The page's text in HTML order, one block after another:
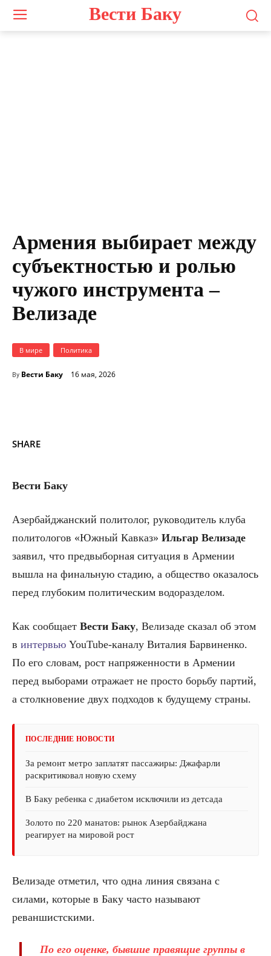
Вести Баку
Армения выбирает между
субъектностью и ролью
чужого инструмента –
Велизаде
В мире Политика
By Вести Баку 16 мая, 2026
SHARE
Вести Баку
Азербайджанский политолог, руководитель клуба
политологов «Южный Кавказ» Ильгар Велизаде
заявил, что предвыборная ситуация в Армении
вышла на финальную стадию, а общество оказалось
перед глубоким политическим водоразделом.
Как сообщает Вести Баку, Велизаде сказал об этом
в интервью YouTube-каналу Виталия Барвиненко.
По его словам, рост напряженности в Армении
перед выборами отражает не просто борьбу партий,
а столкновение двух подходов к будущему страны.
ПОСЛЕДНИЕ НОВОСТИ
За ремонт метро заплатят пассажиры: Джафарли
раскритиковал новую схему
В Баку ребенка с диабетом исключили из детсада
Золото по 220 манатов: рынок Азербайджана
реагирует на мировой рост
Велизаде отметил, что одна линия связана с
силами, которые в Баку часто называют
реваншистскими.
По его оценке, бывшие правящие группы в